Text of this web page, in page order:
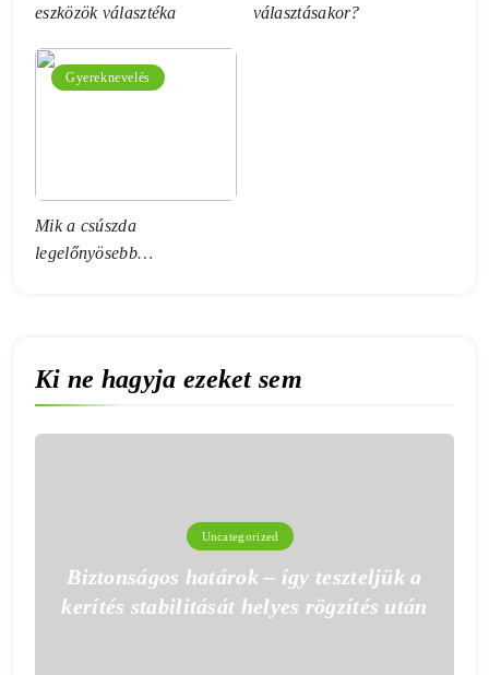
eszközök választéka
választásakor?
Gyereknevelés
Mik a csúszda
legelőnyösebb
Ki ne hagyja ezeket sem
Uncategorized
Biztonságos határok – így teszteljük a
kerítés stabilitását helyes rögzítés után